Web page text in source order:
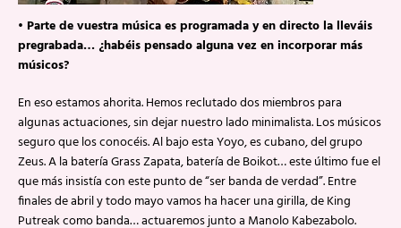
• Parte de vuestra música es programada y en directo la lleváis
pregrabada… ¿habéis pensado alguna vez en incorporar más
músicos?
En eso estamos ahorita. Hemos reclutado dos miembros para
algunas actuaciones, sin dejar nuestro lado minimalista. Los músicos
seguro que los conocéis. Al bajo esta Yoyo, es cubano, del grupo
Zeus. A la batería Grass Zapata, batería de Boikot… este último fue el
que más insistía con este punto de “ser banda de verdad”. Entre
finales de abril y todo mayo vamos ha hacer una girilla, de King
Putreak como banda… actuaremos junto a Manolo Kabezabolo.